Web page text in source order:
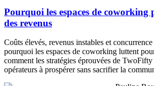
Pourquoi les espaces de coworking
des revenus
Coûts élevés, revenus instables et
pourquoi les espaces de coworking luttent
comment les stratégies éprouvées de
opérateurs à prospérer sans sacrifier la